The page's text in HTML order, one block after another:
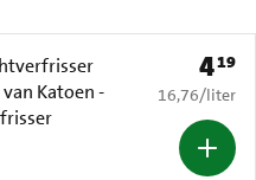
Katoen -
Prijs:
419
€ 16,76 per
16,76/liter